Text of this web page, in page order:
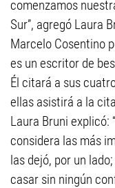
comenzamos
Sur”, agregó Laura
Marcelo Cosentino
es un escritor de
Él citará a sus
ellas asistirá a la
Laura Bruni explicó:
considera las más
las dejó, por un
casar sin ningún